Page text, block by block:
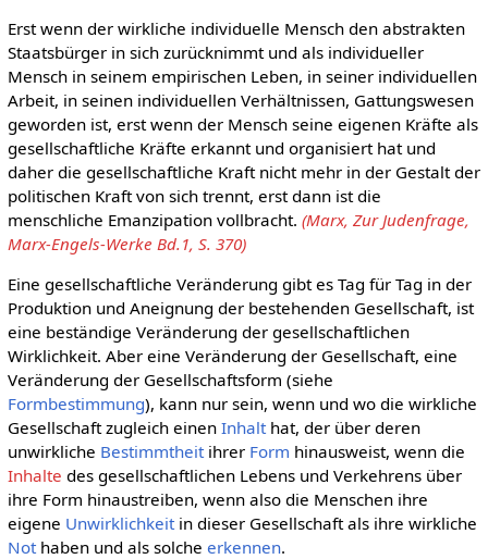
Erst wenn der wirkliche individuelle Mensch den abstrakten
Staatsbürger in sich zurücknimmt und als individueller
Mensch in seinem empirischen Leben, in seiner individuellen
Arbeit, in seinen individuellen Verhältnissen, Gattungswesen
geworden ist, erst wenn der Mensch seine eigenen Kräfte als
gesellschaftliche Kräfte erkannt und organisiert hat und
daher die gesellschaftliche Kraft nicht mehr in der Gestalt der
politischen Kraft von sich trennt, erst dann ist die
menschliche Emanzipation vollbracht. (Marx, Zur Judenfrage,
Marx-Engels-Werke Bd.1, S. 370)
Eine gesellschaftliche Veränderung gibt es Tag für Tag in der
Produktion und Aneignung der bestehenden Gesellschaft, ist
eine beständige Veränderung der gesellschaftlichen
Wirklichkeit. Aber eine Veränderung der Gesellschaft, eine
Veränderung der Gesellschaftsform (siehe
Formbestimmung), kann nur sein, wenn und wo die wirkliche
Gesellschaft zugleich einen Inhalthat, der über deren
unwirkliche Bestimmtheitihrer Form hinausweist, wenn die
Inhalte des gesellschaftlichen Lebens und Verkehrens über
ihre Form hinaustreiben, wenn also die Menschen ihre
eigene Unwirklichkeitin dieser Gesellschaft als ihre wirkliche
Nothaben und als solche erkennen.